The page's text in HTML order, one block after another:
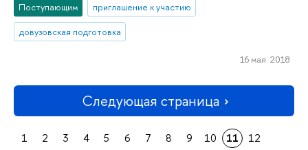
Поступающим
приглашение к участию
довузовская подготовка
16 мая 2018
Следующая страница
1 2 3 4 5 6 7 8 9 10 11
12